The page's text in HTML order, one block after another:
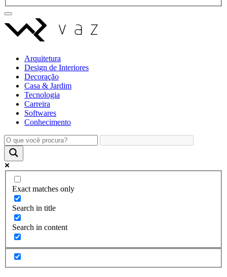
Arquitetura
Design de Interiores
Decoração
Casa & Jardim
Tecnologia
Carreira
Softwares
Conhecimento
Exact matches only
Search in title
Search in content